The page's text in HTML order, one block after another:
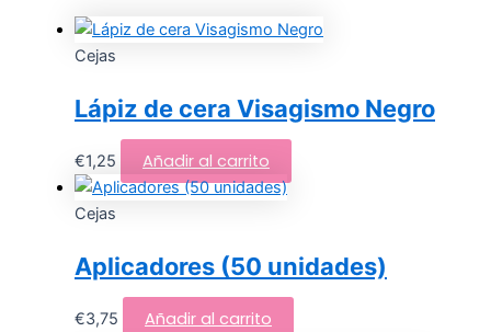
Cejas
Lápiz de cera Visagismo Negro
€1,25 Añadir al carrito
Cejas
Aplicadores (50 unidades)
€3,75 Añadir al carrito